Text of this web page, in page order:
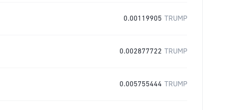
0.00119905 TRUMP
0.002877722 TRUMP
0.005755444 TRUMP